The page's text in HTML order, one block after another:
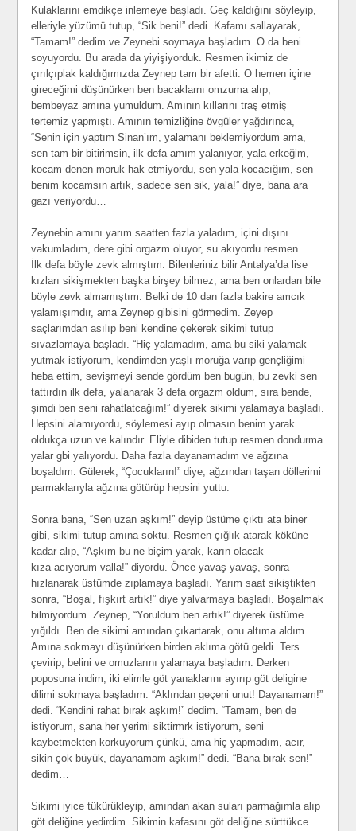
Kulaklarını emdikçe inlemeye başladı. Geç kaldığını söyleyip,
elleriyle yüzümü tutup, “Sik beni!” dedi. Kafamı sallayarak,
“Tamam!” dedim ve Zeynebi soymaya başladım. O da beni
soyuyordu. Bu arada da yiyişiyorduk. Resmen ikimiz de
çırılçıplak kaldığımızda Zeynep tam bir afetti. O hemen içine
gireceğimi düşünürken ben bacaklarnı omzuma alıp,
bembeyaz amına yumuldum. Amının kıllarını traş etmiş
tertemiz yapmıştı. Amının temizliğine övgüler yağdırınca,
“Senin için yaptım Sinan’ım, yalamanı beklemiyordum ama,
sen tam bir bitirimsin, ilk defa amım yalanıyor, yala erkeğim,
kocam denen moruk hak etmiyordu, sen yala kocacığım, sen
benim kocamsın artık, sadece sen sik, yala!” diye, bana ara
gazı veriyordu…
Zeynebin amını yarım saatten fazla yaladım, içini dışını
vakumladım, dere gibi orgazm oluyor, su akıyordu resmen.
İlk defa böyle zevk almıştım. Bilenleriniz bilir Antalya’da lise
kızları sikişmekten başka birşey bilmez, ama ben onlardan bile
böyle zevk almamıştım. Belki de 10 dan fazla bakire amcık
yalamışımdır, ama Zeynep gibisini görmedim. Zeyep
saçlarımdan asılıp beni kendine çekerek sikimi tutup
sıvazlamaya başladı. “Hiç yalamadım, ama bu siki yalamak
yutmak istiyorum, kendimden yaşlı moruğa varıp gençliğimi
heba ettim, sevişmeyi sende gördüm ben bugün, bu zevki sen
tattırdın ilk defa, yalanarak 3 defa orgazm oldum, sıra bende,
şimdi ben seni rahatlatcağım!” diyerek sikimi yalamaya başladı.
Hepsini alamıyordu, söylemesi ayıp olmasın benim yarak
oldukça uzun ve kalındır. Eliyle dibiden tutup resmen dondurma
yalar gbi yalıyordu. Daha fazla dayanamadım ve ağzına
boşaldım. Gülerek, “Çocukların!” diye, ağzından taşan döllerimi
parmaklarıyla ağzına götürüp hepsini yuttu.
Sonra bana, “Sen uzan aşkım!” deyip üstüme çıktı ata biner
gibi, sikimi tutup amına soktu. Resmen çığlık atarak köküne
kadar alıp, “Aşkım bu ne biçim yarak, karın olacak
kıza acıyorum valla!” diyordu. Önce yavaş yavaş, sonra
hızlanarak üstümde zıplamaya başladı. Yarım saat sikiştikten
sonra, “Boşal, fışkırt artık!” diye yalvarmaya başladı. Boşalmak
bilmiyordum. Zeynep, “Yoruldum ben artık!” diyerek üstüme
yığıldı. Ben de sikimi amından çıkartarak, onu altıma aldım.
Amına sokmayı düşünürken birden aklıma götü geldi. Ters
çevirip, belini ve omuzlarını yalamaya başladım. Derken
poposuna indim, iki elimle göt yanaklarını ayırıp göt deligine
dilimi sokmaya başladım. “Aklından geçeni unut! Dayanamam!”
dedi. “Kendini rahat bırak aşkım!” dedim. “Tamam, ben de
istiyorum, sana her yerimi siktirmrk istiyorum, seni
kaybetmekten korkuyorum çünkü, ama hiç yapmadım, acır,
sikin çok büyük, dayanamam aşkım!” dedi. “Bana bırak sen!”
dedim…
Sikimi iyice tükürükleyip, amından akan suları parmağımla alıp
göt deliğine yedirdim. Sikimin kafasını göt deliğine sürttükce